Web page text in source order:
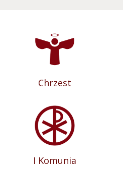
Chrzest
I Komunia